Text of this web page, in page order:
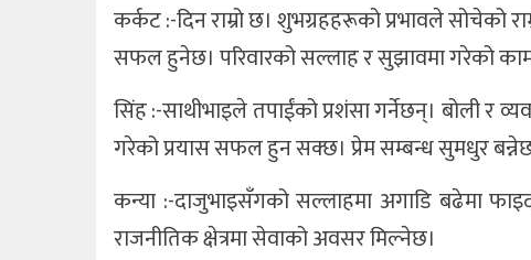
कर्कट :-दिन राम्रो छ। शुभग्रहहरूको प्रभावले सोचेको
सफल हुनेछ। परिवारको सल्लाह र सुझावमा गरेको
सिंह :-साथीभाइले तपाईंको प्रशंसा गर्नेछन्। बोली र
गरेको प्रयास सफल हुन सक्छ। प्रेम सम्बन्ध सुमधुर
कन्या :-दाजुभाइसँगको सल्लाहमा अगाडि बढेमा
राजनीतिक क्षेत्रमा सेवाको अवसर मिल्नेछ।